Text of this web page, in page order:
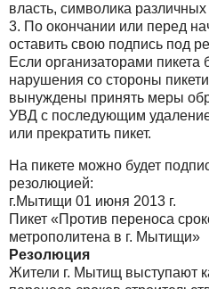
власть, символика различных
3. По окончании или перед
оставить свою подпись под
Если организаторами пикета
нарушения со стороны
вынуждены принять меры
УВД с последующим
или прекратить пикет.
На пикете можно будет
резолюцией:
г.Мытищи 01 июня 2013 г.
Пикет «Против переноса
метрополитена в г. Мытищи»
Резолюция
Жители г. Мытищ выступают